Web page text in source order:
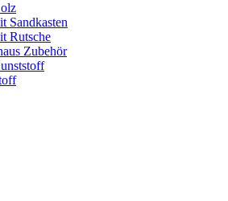
Sandkasten
Rutsche
Zubehör